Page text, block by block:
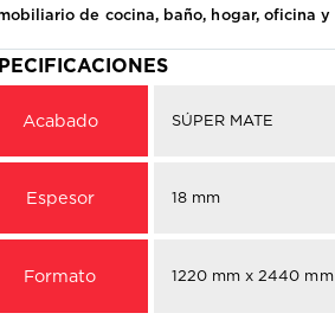
de cocina, baño, hogar, oficina y
Acabado SÚPER MATE
Espesor 18 mm
Formato 1220 mm x 2440 mm